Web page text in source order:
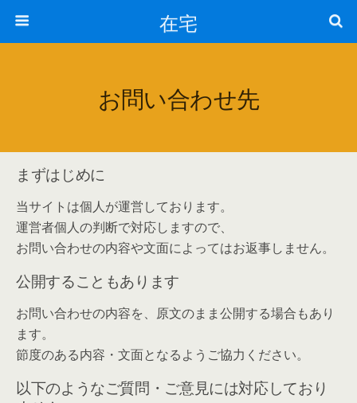
在宅
お問い合わせ先
まずはじめに
当サイトは個人が運営しております。
運営者個人の判断で対応しますので、
お問い合わせの内容や文面によってはお返事しません。
公開することもあります
お問い合わせの内容を、原文のまま公開する場合もあり
ます。
節度のある内容・文面となるようご協力ください。
以下のようなご質問・ご意見には対応しており